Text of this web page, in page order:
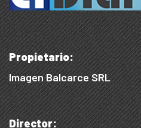
Propietario:
Imagen Balcarce SRL
Director: